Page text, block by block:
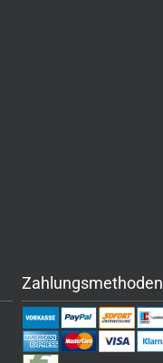
Zahlungsmethoden